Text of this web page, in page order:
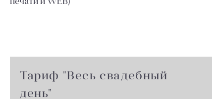
Тариф "Весь свадебный
день"